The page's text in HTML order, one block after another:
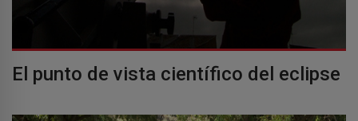
El punto de vista científico del eclipse